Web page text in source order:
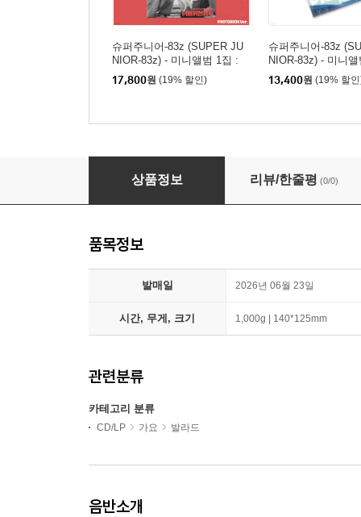
슈퍼주니어-83z (SUPER JU
NIOR-83z) - 미니앨범 1집 :
너를 위한 약속 (Promise) [Ph
otobook Ver.]
17,800원 (19% 할인)
슈퍼주니어-83z
NIOR-83z) - 미니
너를 위한 약속
ster Ver.]
13,400원 (19% 할
려욱 (RYEOWOOK) - 싱글앨범 1집 :
상품정보 리뷰/한줄평 (0/0)
품목정보
발매일 2026년 06월 23일
시간, 무게, 크기 1,000g | 140*125mm
관련분류
카테고리 분류
CD/LP 가요 발라드
음반소개